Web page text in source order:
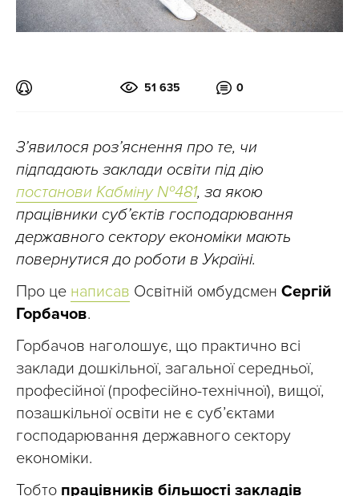
51 635 0
Зʼявилося розʼяснення про те, чи
підпадають заклади освіти під дію
постанови Кабміну №481, за якою
працівники субʼєктів господарювання
державного сектору економіки мають
повернутися до роботи в Україні.
Про це написав Освітній омбудсмен Сергій
Горбачов.
Горбачов наголошує, що практично всі
заклади дошкільної, загальної середньої,
професійної (професійно-технічної), вищої,
позашкільної освіти не є суб’єктами
господарювання державного сектору
економіки.
Тобто працівників більшості закладів